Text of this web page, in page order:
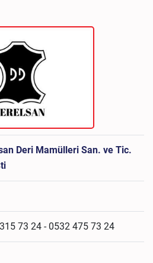
Deri Mamülleri San. ve Tic.
73 24 - 0532 475 73 24